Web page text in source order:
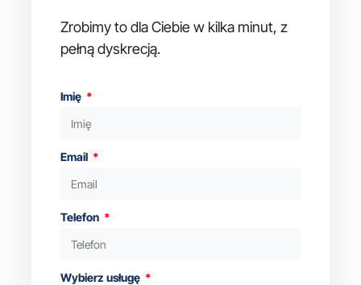
Zrobimy to dla Ciebie w kilka minut, z
pełną dyskrecją.
Imię
Email
Telefon
Wybierz usługę